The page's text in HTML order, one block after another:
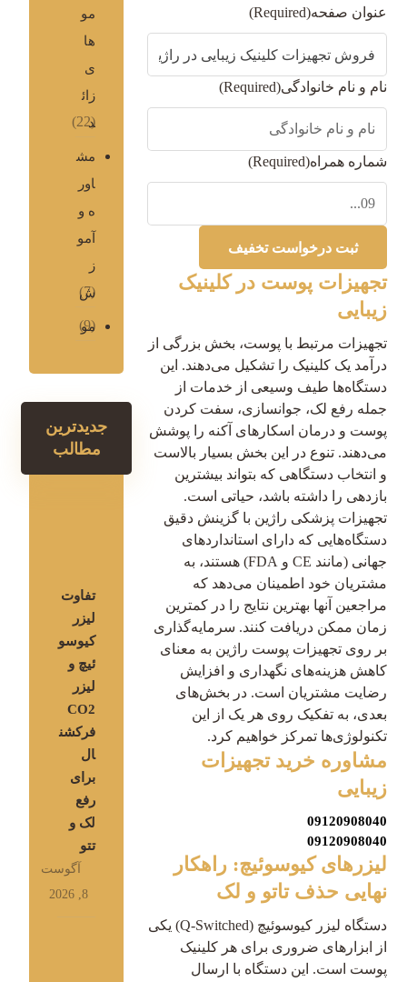
عنوان صفحه(Required)
نام و نام خانوادگی(Required)
شماره همراه(Required)
تجهیزات پوست در کلینیک
زیبایی
تجهیزات مرتبط با پوست، بخش بزرگی از
درآمد یک کلینیک را تشکیل می‌دهند. این
دستگاه‌ها طیف وسیعی از خدمات از
جمله رفع لک، جوانسازی، سفت کردن
پوست و درمان اسکارهای آکنه را پوشش
می‌دهند. تنوع در این بخش بسیار بالاست
و انتخاب دستگاهی که بتواند بیشترین
بازدهی را داشته باشد، حیاتی است.
تجهیزات پزشکی راژین با گزینش دقیق
دستگاه‌هایی که دارای استانداردهای
جهانی (مانند CE و FDA) هستند، به
مشتریان خود اطمینان می‌دهد که
مراجعین آنها بهترین نتایج را در کمترین
زمان ممکن دریافت کنند. سرمایه‌گذاری
بر روی تجهیزات پوست راژین به معنای
کاهش هزینه‌های نگهداری و افزایش
رضایت مشتریان است. در بخش‌های
بعدی، به تفکیک روی هر یک از این
تکنولوژی‌ها تمرکز خواهیم کرد.
مشاوره خرید تجهیزات
زیبایی
09120908040
09120908040
لیزرهای کیوسوئیچ: راهکار
نهایی حذف تاتو و لک
دستگاه لیزر کیوسوئیچ (Q-Switched) یکی
از ابزارهای ضروری برای هر کلینیک
پوست است. این دستگاه با ارسال
مو
ها
ی
زائ
د
(22)
مش
اور
ه و
آمو
ز
ش
(7)
مو
(9)
جدیدترین
مطالب
تفاوت
لیزر
کیوسو
ئیچ و
لیزر
CO2
فرکشن
ال
برای
رفع
لک و
تتو
آگوست
8, 2026